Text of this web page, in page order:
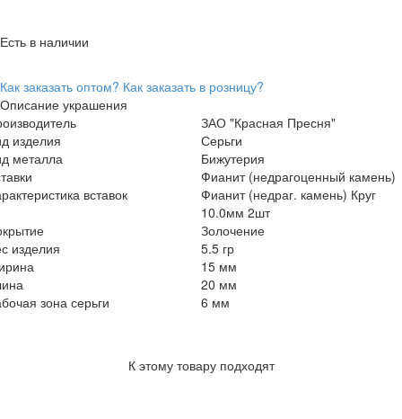
Есть в наличии
Как заказать оптом? Как заказать в розницу?
Описание украшения
ЗАО "Красная Пресня"
изделия
Серьги
металла
Бижутерия
Фианит (недрагоценный камень)
вставок
Фианит (недраг. камень) Круг
10.0мм 2шт
Золочение
изделия
5.5 гр
15 мм
20 мм
зона серьги
6 мм
К этому товару подходят